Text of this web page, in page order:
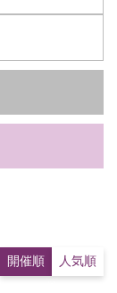
開催順 人気順